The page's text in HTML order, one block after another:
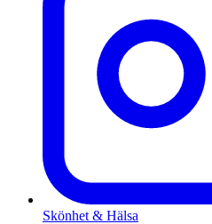
Skönhet & Hälsa